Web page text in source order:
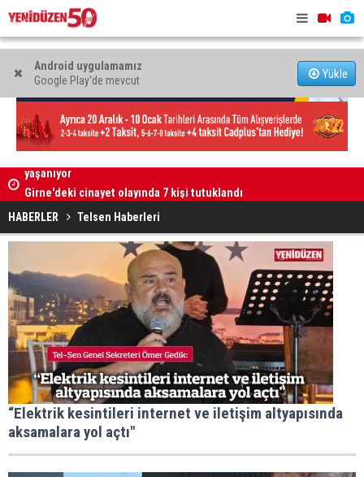
Android uygulamamız
Google Play'de mevcut
Yükle
Girne'deki cinayet olayında 7 kişi tutuklandı
HABERLER Telsen Haberleri
“Elektrik kesintileri internet ve iletişim altyapısında
aksamalara yol açtı"